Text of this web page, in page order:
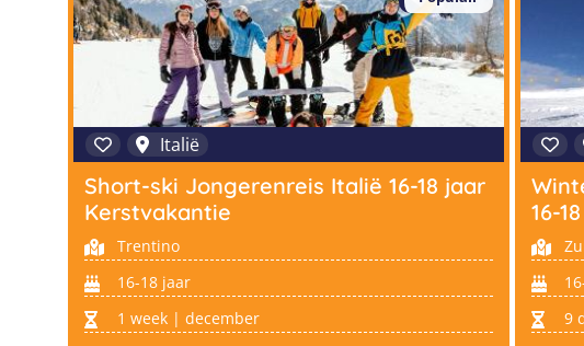
Italië
Short-ski Jongerenreis Italië 16-18 jaar
Kerstvakantie
Trentino
16-18 jaar
1 week | december
16-
9